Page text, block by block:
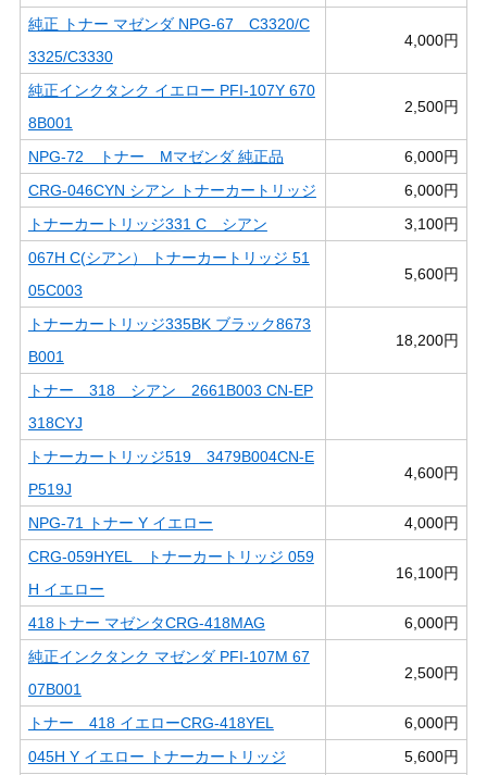
純正 トナー マゼンダ NPG-67 C3320/C
3325/C3330
4,000円
純正インクタンク イエロー PFI-107Y 670
8B001
2,500円
NPG-72 トナー Mマゼンダ 純正品
6,000円
CRG-046CYN シアン トナーカートリッジ
6,000円
トナーカートリッジ331 C シアン
3,100円
067H C(シアン） トナーカートリッジ 51
05C003
5,600円
トナーカートリッジ335BK ブラック8673
B001
18,200円
トナー 318 シアン 2661B003 CN-EP
318CYJ
トナーカートリッジ519 3479B004CN-E
P519J
4,600円
NPG-71 トナー Y イエロー
4,000円
CRG-059HYEL トナーカートリッジ 059
H イエロー
16,100円
418トナー マゼンタCRG-418MAG
6,000円
純正インクタンク マゼンダ PFI-107M 67
07B001
2,500円
トナー 418 イエローCRG-418YEL
6,000円
045H Y イエロー トナーカートリッジ
5,600円